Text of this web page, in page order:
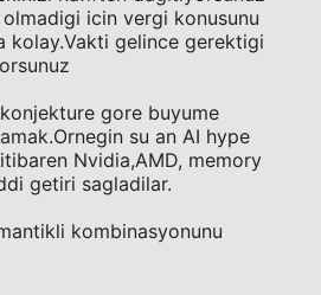
icin vergi konusunu
kolay.Vakti gelince gerektigi
gore buyume
su an AI hype
Nvidia,AMD, memory
getiri sagladilar.
kombinasyonunu